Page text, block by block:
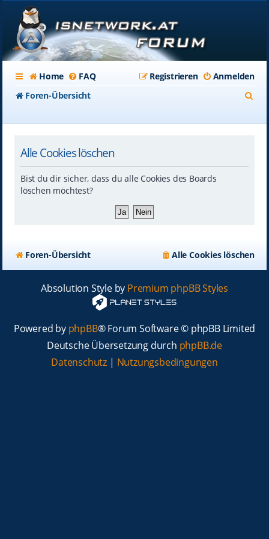
Home FAQ Anmelden
Registrieren
Foren-Übersicht
Alle Cookies löschen
Bist du dir sicher, dass du alle Cookies des Boards
löschen möchtest?
Foren-Übersicht Alle Cookies löschen
Absolution Style by Premium phpBB Styles
Powered by phpBB® Forum Software © phpBB Limited
Deutsche Übersetzung durch phpBB.de
Datenschutz | Nutzungsbedingungen